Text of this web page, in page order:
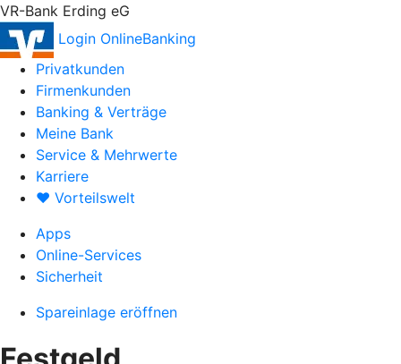
VR-Bank Erding eG
Login OnlineBanking
Privatkunden
Firmenkunden
Banking & Verträge
Meine Bank
Service & Mehrwerte
Karriere
♥ Vorteilswelt
Apps
Online-Services
Sicherheit
Spareinlage eröffnen